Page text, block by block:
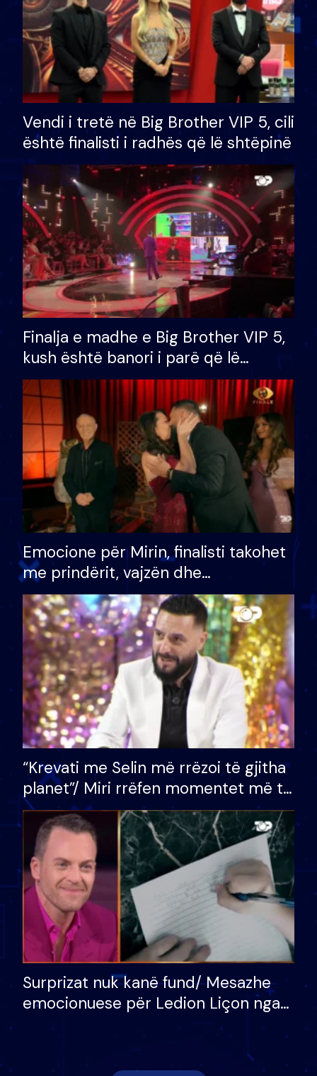
Vendi i tretë në Big Brother VIP 5, cili
është finalisti i radhës që lë shtëpinë
Finalja e madhe e Big Brother VIP 5,
kush është banori i parë që lë
shtëpinë dhe humb mundësinë për
të fituar çmimin e madh
Emocione për Mirin, finalisti takohet
me prindërit, vajzën dhe
bashkëshorten: S’kemi ndonjë letër
divorci apo jo?
“Krevati me Selin më rrëzoi të gjitha
planet”/ Miri rrëfen momentet më të
bukura në shtëpinë e BB VIP: Do më
mungojë zilja e mëngjesit kur…
Surprizat nuk kanë fund/ Mesazhe
emocionuese për Ledion Liçon nga
nëna dhe fëmijët e tij, moderatori